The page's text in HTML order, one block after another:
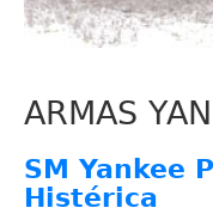
ARMAS
SM Yankee
Histérica